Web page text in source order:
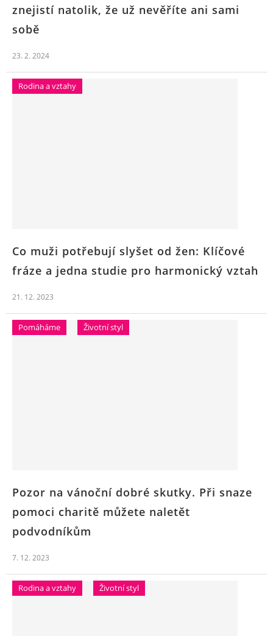
znejistí natolik, že už nevěříte ani sami
sobě
23. 2. 2024
Rodina a vztahy
Co muži potřebují slyšet od žen: Klíčové
fráze a jedna studie pro harmonický vztah
21. 12. 2023
Pomáháme Životní styl
Pozor na vánoční dobré skutky. Při snaze
pomoci charitě můžete naletět
podvodníkům
7. 12. 2023
Rodina a vztahy Životní styl